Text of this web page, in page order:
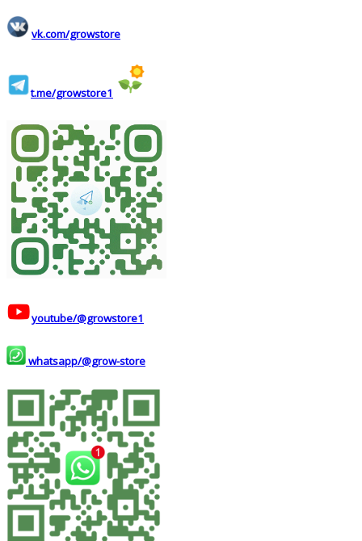
vk.com/growstore
t.me/growstore1
youtube/@growstore1
whatsapp/@grow-store